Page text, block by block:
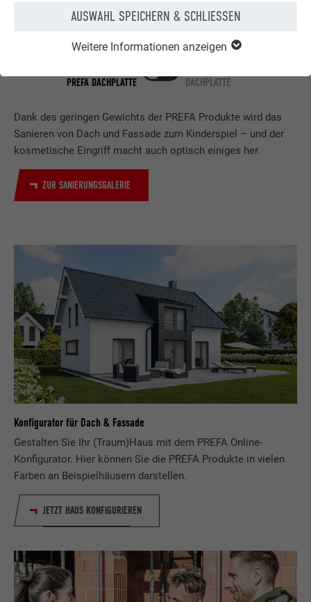
AUSWAHL SPEICHERN & SCHLIESSEN
Weitere Informationen anzeigen
Dank des geringen Gewichts der PREFA Produkte wird das
Sanieren von Dach und Fassade zum Kinderspiel – und der
kosmetische Eingriff macht auch optisch einiges her.
ZUR SANIERUNGSGALERIE
PREFA DACHPLATTE
DACHPLATTE
Konfigurator für Dach & Fassade
Gestalten Sie Ihr (Traum)Haus mit dem PREFA Online-
Konfigurator. Hier können Sie die PREFA Produkte in vielen
Farben an Beispielhäusern darstellen.
JETZT HAUS KONFIGURIEREN